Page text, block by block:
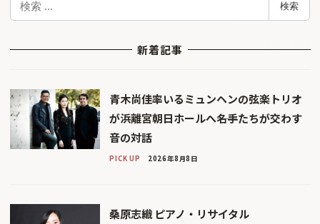
検索
新着記事
青木尚佳率いるミュンヘンの弦楽トリオ
が浜離宮朝日ホールへ――名手たちが交わす
音の対話
PICK UP 2026年8月8日
桑原志織 ピアノ・リサイタル